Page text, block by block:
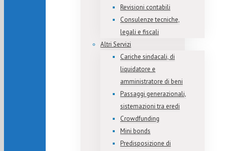
Revisioni contabili
Consulenze tecniche,
legali e fiscali
Altri Servizi
Cariche sindacali, di
liquidatore e
amministratore di beni
Passaggi generazionali,
sistemazioni tra eredi
Crowdfunding
Mini bonds
Predisposizione di